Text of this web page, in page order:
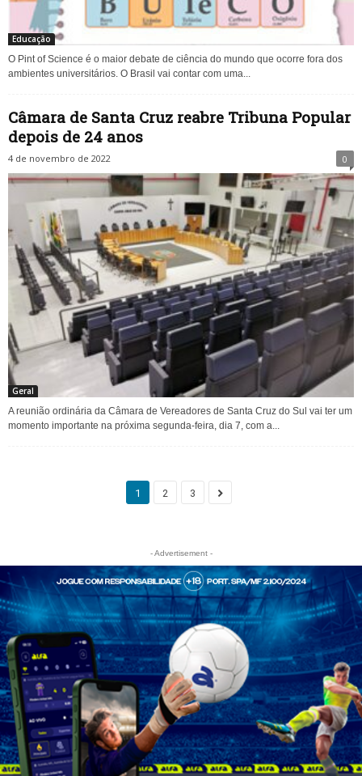
Educação
O Pint of Science é o maior debate de ciência do mundo que ocorre fora dos
ambientes universitários. O Brasil vai contar com uma...
Câmara de Santa Cruz reabre Tribuna Popular
depois de 24 anos
4 de novembro de 2022 0
Geral
A reunião ordinária da Câmara de Vereadores de Santa Cruz do Sul vai ter um
momento importante na próxima segunda-feira, dia 7, com a...
1 2 3
- Advertisement -